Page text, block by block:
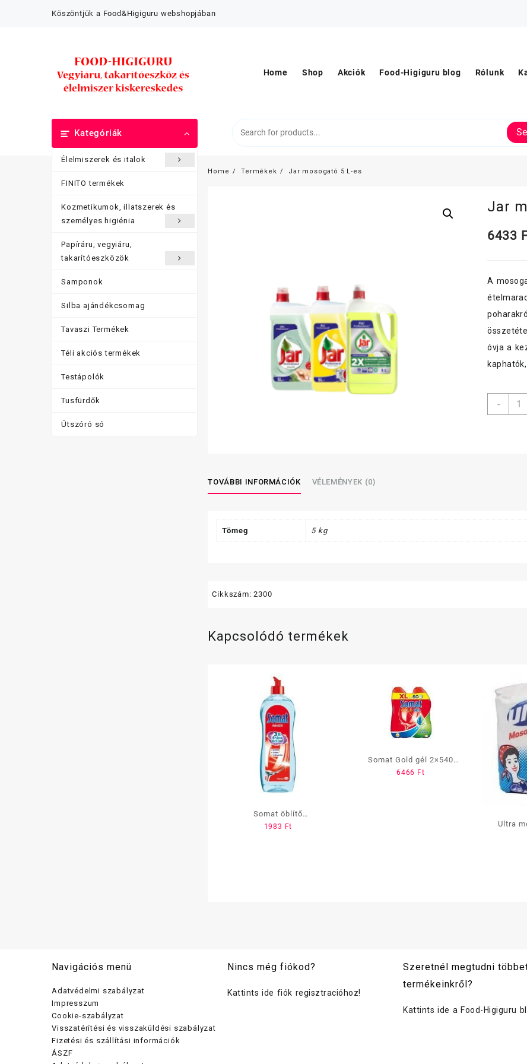
Köszöntjük a Food&Higiguru webshopjában
Home Shop Akciók Food-Higiguru blog Rólunk
Kategóriák
Élelmiszerek és italok
FINITO termékek
Kozmetikumok, illatszerek és
személyes higiénia
Papíráru, vegyiáru,
takarítóeszközök
Samponok
Silba ajándékcsomag
Tavaszi Termékek
Téli akciós termékek
Testápolók
Tusfürdők
Útszóró só
Home Termékek Jar mosogató 5 L-es
Jar
6433
A
óvja a
-
Jar
TOVÁBBI INFORMÁCIÓK VÉLEMÉNYEK (0)
Tömeg 5 kg
Cikkszám:2300
Kapcsolódó termékek
Somat öblítő
mosogatógéphez 500 ml
1983 Ft
Somat Gold gél 2×540
mlAnti Greas
6466 Ft
Ultra
Navigációs menü
Adatvédelmi szabályzat
Impresszum
Cookie-szabályzat
Visszatérítési és visszaküldési szabályzat
Fizetési és szállítási információk
ÁSZF
Nincs még fiókod?
Kattints ide fiók regisztracióhoz!
Szeretnél megtudni
termékeinkről?
Kattints ide a Food-Higiguru